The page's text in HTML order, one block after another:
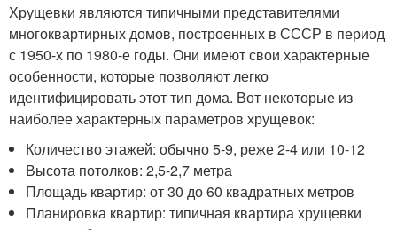
Хрущевки являются типичными представителями
многоквартирных домов, построенных в СССР в период
с 1950-х по 1980-е годы. Они имеют свои характерные
особенности, которые позволяют легко
идентифицировать этот тип дома. Вот некоторые из
наиболее характерных параметров хрущевок:
Количество этажей: обычно 5-9, реже 2-4 или 10-12
Высота потолков: 2,5-2,7 метра
Площадь квартир: от 30 до 60 квадратных метров
Планировка квартир: типичная квартира хрущевки